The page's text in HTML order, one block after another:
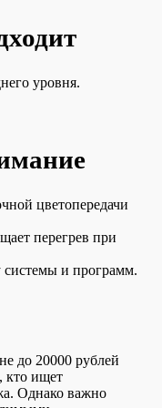
уровня.
цветопередачи
перегрев при
системы и программ.
до 20000 рублей
кто ищет
Однако важно